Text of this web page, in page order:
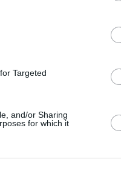
Targeted
and/or Sharing
for which it